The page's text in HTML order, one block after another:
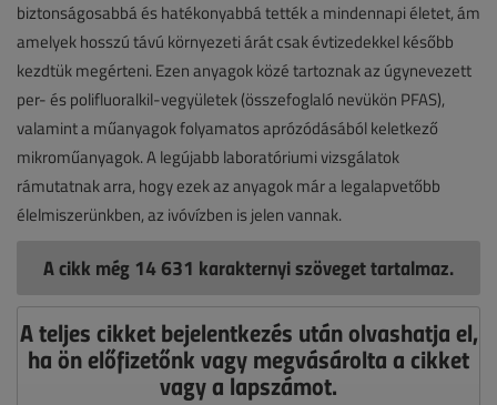
biztonságosabbá és hatékonyabbá tették a mindennapi életet, ám
amelyek hosszú távú környezeti árát csak évtizedekkel később
kezdtük megérteni. Ezen anyagok közé tartoznak az úgynevezett
per- és polifluoralkil-vegyületek (összefoglaló nevükön PFAS),
valamint a műanyagok folyamatos aprózódásából keletkező
mikroműanyagok. A legújabb laboratóriumi vizsgálatok
rámutatnak arra, hogy ezek az anyagok már a legalapvetőbb
élelmiszerünkben, az ivóvízben is jelen vannak.
A cikk még 14 631 karakternyi szöveget tartalmaz.
A teljes cikket bejelentkezés után olvashatja el,
ha ön előfizetőnk vagy megvásárolta a cikket
vagy a lapszámot.